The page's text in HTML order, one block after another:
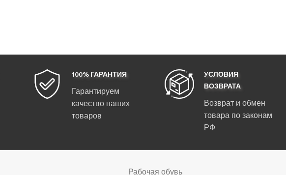
100% ГАРАНТИЯ
Гарантируем
качество наших
товаров
УСЛОВИЯ
ВОЗВРАТА
Возврат и обмен
товара по законам
РФ